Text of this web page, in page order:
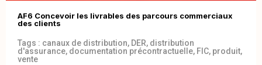
AF6 Concevoir les livrables des parcours commerciaux
des clients
Tags : canaux de distribution, DER, distribution
d'assurance, documentation précontractuelle, FIC, produit,
vente